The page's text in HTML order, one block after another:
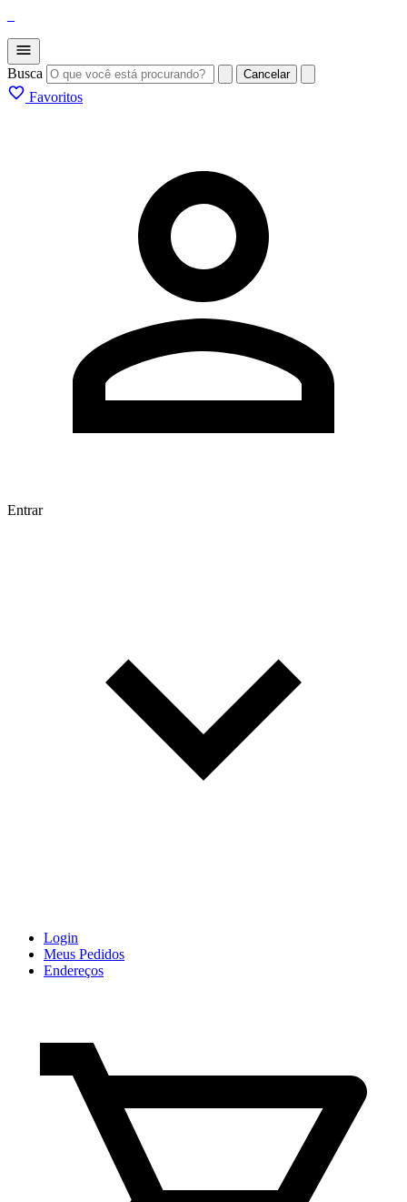
Busca Cancelar
Favoritos
Entrar
Login
Meus Pedidos
Endereços